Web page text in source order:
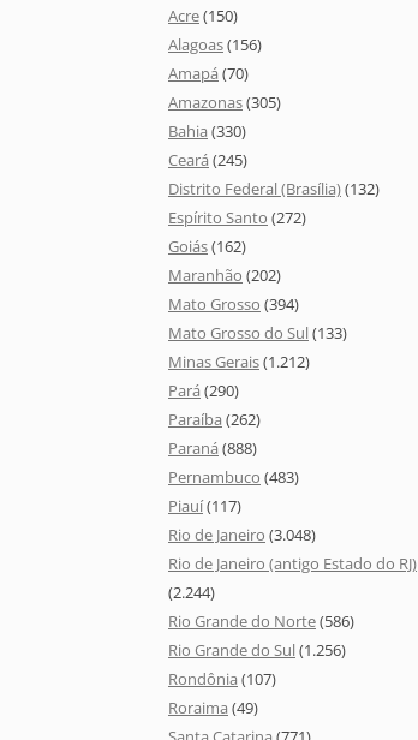
Acre(150)
Alagoas(156)
Amapá (70)
Amazonas(305)
Bahia (330)
Ceará (245)
Distrito Federal (Brasília)(132)
Espírito Santo (272)
Goiás(162)
Maranhão (202)
Mato Grosso (394)
Mato Grosso do Sul(133)
Minas Gerais(1.212)
Pará (290)
Paraíba (262)
Paraná (888)
Pernambuco (483)
Piauí(117)
Rio de Janeiro (3.048)
Rio de Janeiro (antigo Estado do RJ)
(2.244)
Rio Grande do Norte(586)
Rio Grande do Sul(1.256)
Rondônia (107)
Roraima (49)